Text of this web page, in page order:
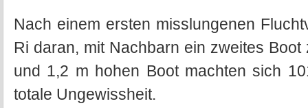
Nach einem ersten misslungenen
Ri daran, mit Nachbarn ein zweites
und 1,2 m hohen Boot machten sich
totale Ungewissheit.